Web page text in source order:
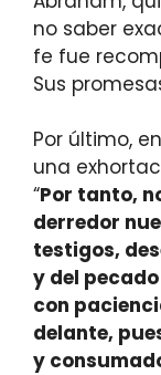
no saber
fe fue
Sus
Por último,
una
“Por tanto,
derredor
testigos,
y del
con
delante,
y